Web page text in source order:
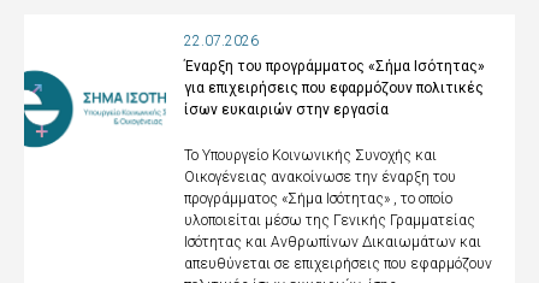
22.07.2026
Έναρξη του προγράμματος «Σήμα Ισότητας»
για επιχειρήσεις που εφαρμόζουν πολιτικές
ίσων ευκαιριών στην εργασία
Το Υπουργείο Κοινωνικής Συνοχής και
Οικογένειας ανακοίνωσε την έναρξη του
προγράμματος «Σήμα Ισότητας» , το οποίο
υλοποιείται μέσω της Γενικής Γραμματείας
Ισότητας και Ανθρωπίνων Δικαιωμάτων και
απευθύνεται σε επιχειρήσεις που εφαρμόζουν